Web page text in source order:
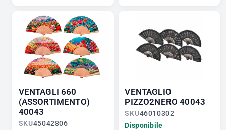
VENTAGLI 660
(ASSORTIMENTO)
40043
SKU45042806
VENTAGLIO
PIZZO2NERO 40043
SKU46010302
Disponibile